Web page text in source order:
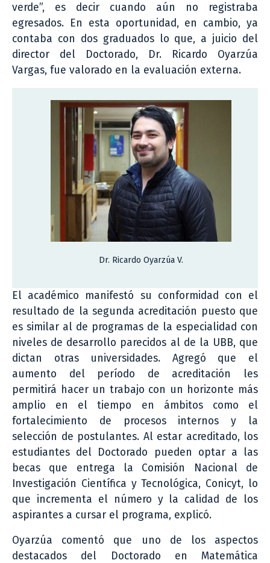
verde”, es decir cuando aún no registraba
egresados. En esta oportunidad, en cambio, ya
contaba con dos graduados lo que, a juicio del
director del Doctorado, Dr. Ricardo Oyarzúa
Vargas, fue valorado en la evaluación externa.
Dr. Ricardo Oyarzúa V.
El académico manifestó su conformidad con el
resultado de la segunda acreditación puesto que
es similar al de programas de la especialidad con
niveles de desarrollo parecidos al de la UBB, que
dictan otras universidades. Agregó que el
aumento del período de acreditación les
permitirá hacer un trabajo con un horizonte más
amplio en el tiempo en ámbitos como el
fortalecimiento de procesos internos y la
selección de postulantes. Al estar acreditado, los
estudiantes del Doctorado pueden optar a las
becas que entrega la Comisión Nacional de
Investigación Científica y Tecnológica, Conicyt, lo
que incrementa el número y la calidad de los
aspirantes a cursar el programa, explicó.
Oyarzúa comentó que uno de los aspectos
destacados del Doctorado en Matemática